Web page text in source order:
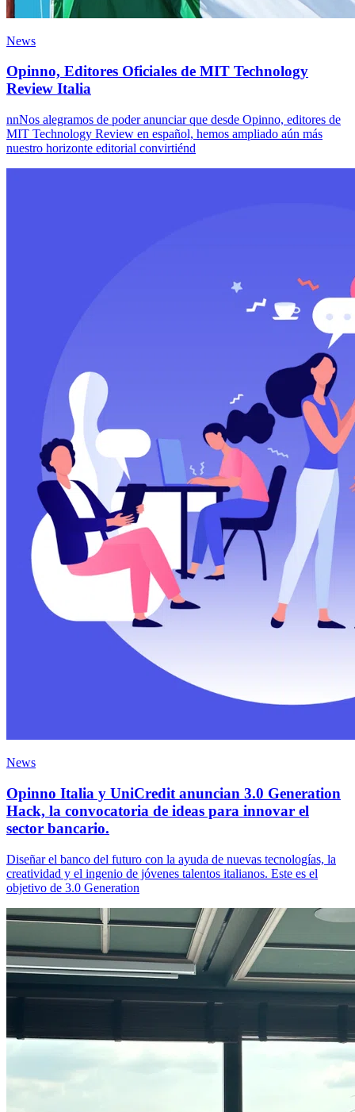
News
Opinno, Editores Oficiales de MIT Technology
Review Italia
nnNos alegramos de poder anunciar que desde Opinno, editores de
MIT Technology Review en español, hemos ampliado aún más
nuestro horizonte editorial convirtiénd
News
Opinno Italia y UniCredit anuncian 3.0 Generation
Hack, la convocatoria de ideas para innovar el
sector bancario.
Diseñar el banco del futuro con la ayuda de nuevas tecnologías, la
creatividad y el ingenio de jóvenes talentos italianos. Este es el
objetivo de 3.0 Generation